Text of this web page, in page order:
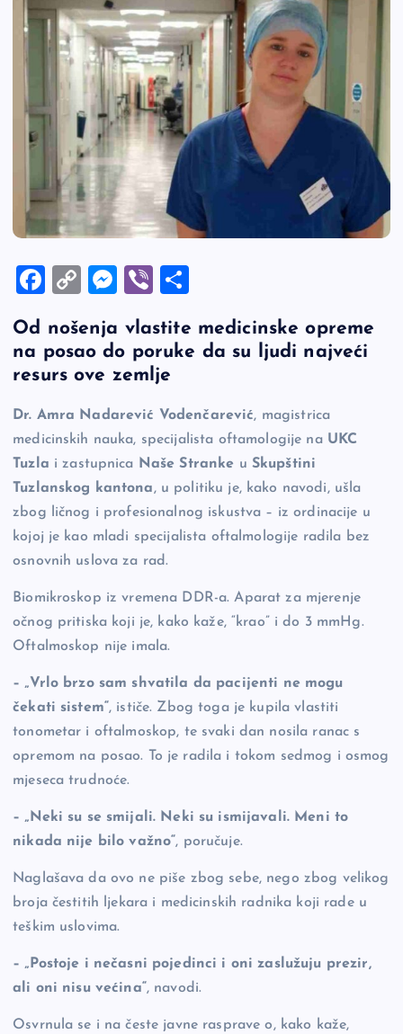
F
c
e
o
o
k
C
p
y
n
k
M
se
n
er
Vi
er ar
e
Od nošenja vlastite medicinske opreme
na posao do poruke da su ljudi najveći
resurs ove zemlje
Dr. Amra Nadarević Vodenčarević, magistrica
medicinskih nauka, specijalista oftamologije na UKC
Tuzla i zastupnica Naše Stranke u Skupštini
Tuzlanskog kantona, u politiku je, kako navodi, ušla
zbog ličnog i profesionalnog iskustva – iz ordinacije u
kojoj je kao mladi specijalista oftalmologije radila bez
osnovnih uslova za rad.
Biomikroskop iz vremena DDR-a. Aparat za mjerenje
očnog pritiska koji je, kako kaže, “krao” i do 3 mmHg.
Oftalmoskop nije imala.
– „Vrlo brzo sam shvatila da pacijenti ne mogu
čekati sistem“, ističe. Zbog toga je kupila vlastiti
tonometar i oftalmoskop, te svaki dan nosila ranac s
opremom na posao. To je radila i tokom sedmog i osmog
mjeseca trudnoće.
– „Neki su se smijali. Neki su ismijavali. Meni to
nikada nije bilo važno“, poručuje.
Naglašava da ovo ne piše zbog sebe, nego zbog velikog
broja čestitih ljekara i medicinskih radnika koji rade u
teškim uslovima.
– „Postoje i nečasni pojedinci i oni zaslužuju prezir,
ali oni nisu većina“, navodi.
Osvrnula se i na česte javne rasprave o, kako kaže,